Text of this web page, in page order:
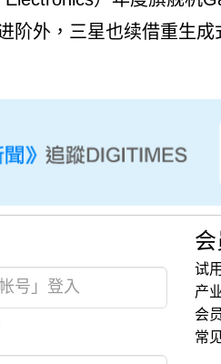
阶外，三星也续借重生
试
产
会
常